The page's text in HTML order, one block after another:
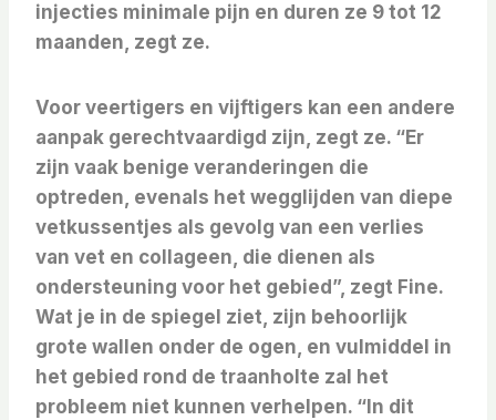
injecties minimale pijn en duren ze 9 tot 12
maanden, zegt ze.
Voor veertigers en vijftigers kan een andere
aanpak gerechtvaardigd zijn, zegt ze. “Er
zijn vaak benige veranderingen die
optreden, evenals het wegglijden van diepe
vetkussentjes als gevolg van een verlies
van vet en collageen, die dienen als
ondersteuning voor het gebied”, zegt Fine.
Wat je in de spiegel ziet, zijn behoorlijk
grote wallen onder de ogen, en vulmiddel in
het gebied rond de traanholte zal het
probleem niet kunnen verhelpen. “In dit